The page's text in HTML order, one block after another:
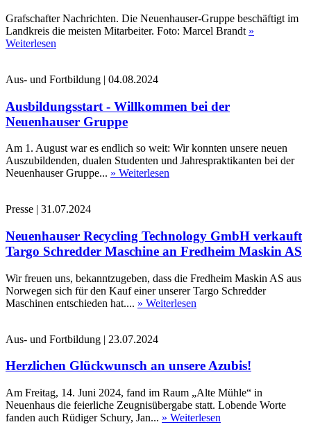
Grafschafter Nachrichten. Die Neuenhauser-Gruppe beschäftigt im
Landkreis die meisten Mitarbeiter. Foto: Marcel Brandt »
Weiterlesen
Aus- und Fortbildung | 04.08.2024
Ausbildungsstart - Willkommen bei der
Neuenhauser Gruppe
Am 1. August war es endlich so weit: Wir konnten unsere neuen
Auszubildenden, dualen Studenten und Jahrespraktikanten bei der
Neuenhauser Gruppe... » Weiterlesen
Presse | 31.07.2024
Neuenhauser Recycling Technology GmbH verkauft
Targo Schredder Maschine an Fredheim Maskin AS
Wir freuen uns, bekanntzugeben, dass die Fredheim Maskin AS aus
Norwegen sich für den Kauf einer unserer Targo Schredder
Maschinen entschieden hat.... » Weiterlesen
Aus- und Fortbildung | 23.07.2024
Herzlichen Glückwunsch an unsere Azubis!
Am Freitag, 14. Juni 2024, fand im Raum „Alte Mühle“ in
Neuenhaus die feierliche Zeugnisübergabe statt. Lobende Worte
fanden auch Rüdiger Schury, Jan... » Weiterlesen